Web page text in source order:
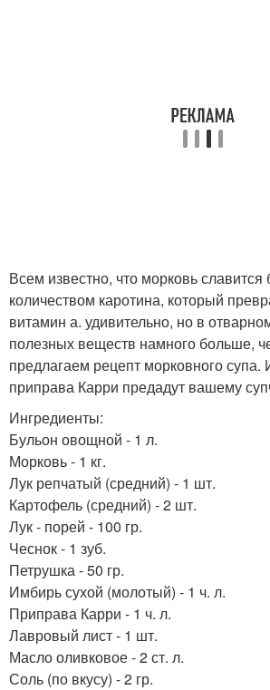
Всем известно, что морковь
количеством каротина, который
витамин а. удивительно, но в
полезных веществ намного больше,
предлагаем рецепт морковного супа.
приправа Карри предадут вашему
Ингредиенты:
Бульон овощной - 1 л.
Морковь - 1 кг.
Лук репчатый (средний) - 1 шт.
Картофель (средний) - 2 шт.
Лук - порей - 100 гр.
Чеснок - 1 зуб.
Петрушка - 50 гр.
Имбирь сухой (молотый) - 1 ч. л.
Приправа Карри - 1 ч. л.
Лавровый лист - 1 шт.
Масло оливковое - 2 ст. л.
Соль (по вкусу) - 2 гр.